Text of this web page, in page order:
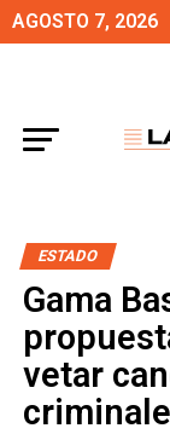
AGOSTO 7, 2026
ESTADO
Gama
vetar